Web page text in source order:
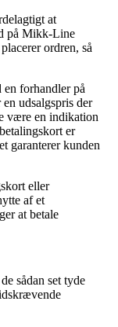
at
på Mikk-Line
ordren, så
forhandler på
udsalgspris der
være en indikation
er
garanterer kunden
eller
af et
at betale
sådan set tyde